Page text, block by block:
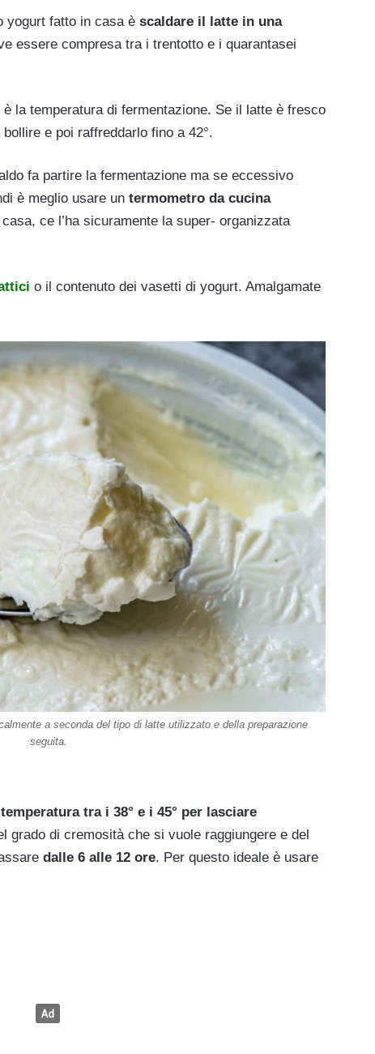
yogurt fatto in casa è scaldare il latte in una
essere compresa tra i trentotto e i quarantasei
la temperatura di fermentazione. Se il latte è fresco
e poi raffreddarlo fino a 42°.
fa partire la fermentazione ma se eccessivo
è meglio usare un termometro da cucina
ce l’ha sicuramente la super- organizzata
o il contenuto dei vasetti di yogurt. Amalgamate
a seconda del tipo di latte utilizzato e della preparazione
seguita.
tra i 38° e i 45° per lasciare
grado di cremosità che si vuole raggiungere e del
dalle 6 alle 12 ore. Per questo ideale è usare